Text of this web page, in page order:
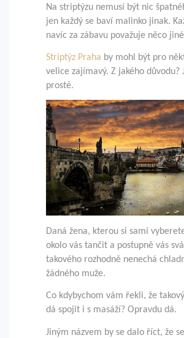
Na striptýzu nemusí být nic
jen každý se baví malinko jinak.
navíc za zábavu považuje něco
Striptýz Praha by mohl být pro
velice zajímavý. Z jakého důvodu?
prosté.
Daná žena, kterou si sami
okolo vás tančit a postupně vás
takového rozhodně nenechá
žádného muže.
Co kdybychom vám řekli, že
dá spojit i s masáží? Opravdu dá.
Jiným názvem by se dalo říct, že